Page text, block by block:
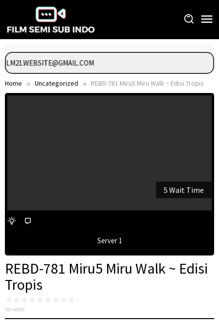
content
Home Uncategorized REBD-781 Miru5 Miru Walk ~ Edisi Tropis
5 Wait Time
Server 1
REBD-781 Miru5 Miru Walk ~ Edisi
Tropis
No votes